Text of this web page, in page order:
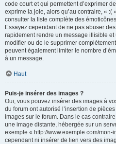
code court et qui permettent d’exprimer
exprime la joie, alors qu’au contraire, « :(
consulter la liste complète des
Essayez cependant de ne pas abuser
rapidement rendre un message illisible
modifier ou de le supprimer
peuvent également limiter le nombre
à un message.
Haut
Puis-je insérer des images ?
Oui, vous pouvez insérer des images à
du forum ont autorisé l’insertion de
images sur le forum. Dans le cas
une image distante, hébergée sur un
exemple « http://www.exemple.com/mon-
cependant ni insérer de lien vers des